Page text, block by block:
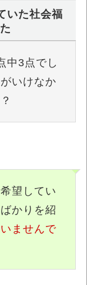
いた社会福
中3点でし
いけなか
望してい
かりを紹
ませんで